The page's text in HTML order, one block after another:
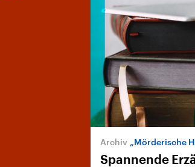
„Mörderische
Spannende